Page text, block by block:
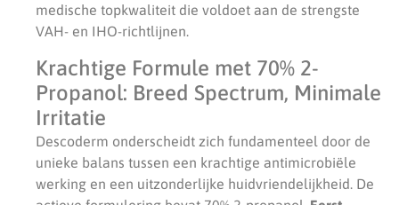
medische topkwaliteit die voldoet aan de strengste
VAH- en IHO-richtlijnen.
Krachtige Formule met 70% 2-
Propanol: Breed Spectrum, Minimale
Irritatie
Descoderm onderscheidt zich fundamenteel door de
unieke balans tussen een krachtige antimicrobiële
werking en een uitzonderlijke huidvriendelijkheid. De